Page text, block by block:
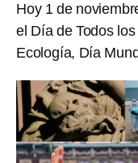
Hoy 1 de
el Día de Todos
Ecología, Día